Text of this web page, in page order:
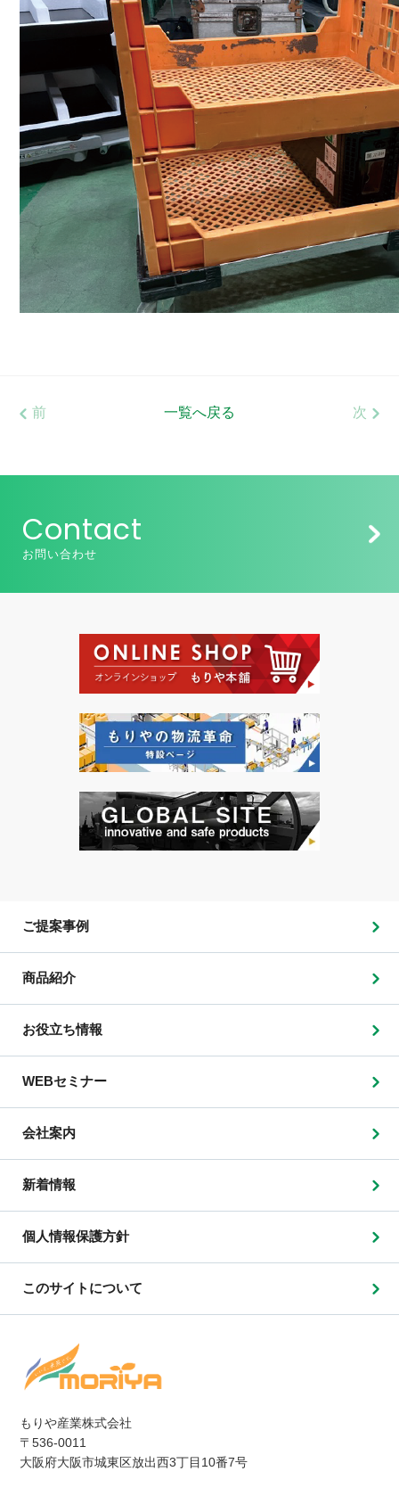
前 一覧へ戻る 次
Contact
お問い合わせ
もりや産業株式会社
〒536-0011
大阪府大阪市城東区放出西3丁目10番7号
ご提案事例
商品紹介
お役立ち情報
WEBセミナー
会社案内
新着情報
個人情報保護方針
このサイトについて